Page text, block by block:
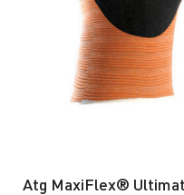
Atg MaxiFlex®